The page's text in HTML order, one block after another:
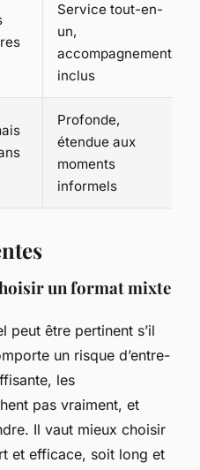
Service tout-en-
un,
accompagnement
inclus
Profonde,
étendue aux
moments
informels
un format mixte
peut être pertinent s’il
un risque d’entre-
les
pas vraiment, et
Il vaut mieux choisir
et efficace, soit long et